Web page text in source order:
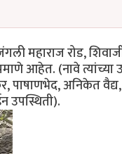
महाराज रोड,
आहेत. (नावे त्यांच्या
पाषाणभेद, अनिकेत
उपस्थिती).